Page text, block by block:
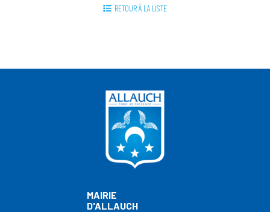
RETOUR À LA LISTE
MAIRIE
D'ALLAUCH